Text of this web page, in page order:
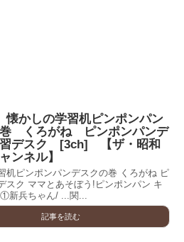
かしの学習机ピンポンパン
巻 くろがね ピンポンパンデ
デスク [3ch] 【ザ・昭和
ンネル】
机ピンポンパンデスクの巻 くろがね ピ
スク ママとあそぼう!ピンポンパン キ
新兵ちゃん/ ...関...
記事を読む